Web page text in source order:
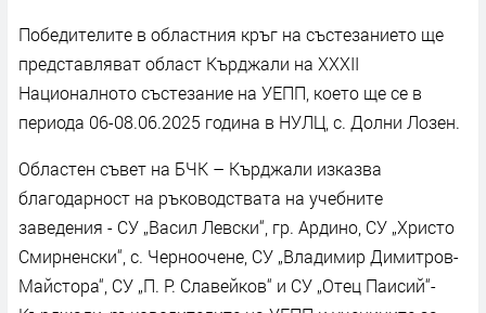
Победителите в областния кръг на състезанието ще
представляват област Кърджали на XXXII
Националното състезание на УЕПП, което ще се в
периода 06-08.06.2025 година в НУЛЦ, с. Долни Лозен.
Областен съвет на БЧК – Кърджали изказва
благодарност на ръководствата на учебните
заведения - СУ „Васил Левски“, гр. Ардино, СУ „Христо
Смирненски“, с. Черноочене, СУ „Владимир Димитров-
Майстора“, СУ „П. Р. Славейков“ и СУ „Отец Паисий“-